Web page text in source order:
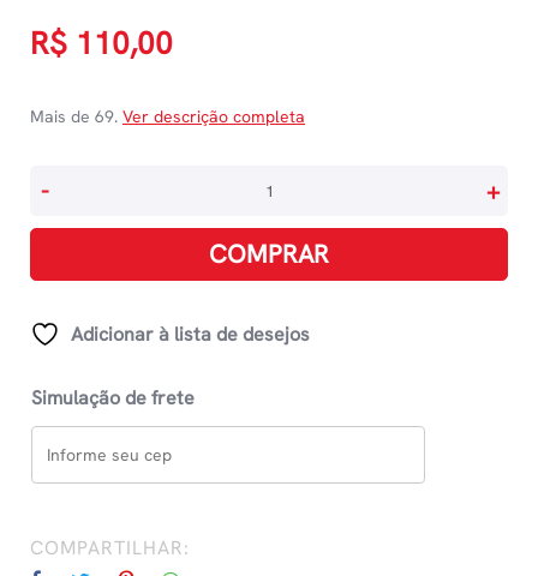
R$ 110,00
Mais de 69. Ver descrição completa
Escolar
InglÊs
- +
COMPRAR
Adicionar à lista de desejos
Simulação de frete
COMPARTILHAR: